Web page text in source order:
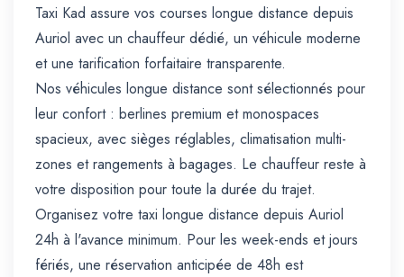
Taxi Kad assure vos courses longue distance depuis
Auriol avec un chauffeur dédié, un véhicule moderne
et une tarification forfaitaire transparente.
Nos véhicules longue distance sont sélectionnés pour
leur confort : berlines premium et monospaces
spacieux, avec sièges réglables, climatisation multi-
zones et rangements à bagages. Le chauffeur reste à
votre disposition pour toute la durée du trajet.
Organisez votre taxi longue distance depuis Auriol
24h à l'avance minimum. Pour les week-ends et jours
fériés, une réservation anticipée de 48h est